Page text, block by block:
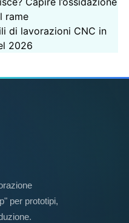
rame
di lavorazioni CNC in
2026
per prototipi,